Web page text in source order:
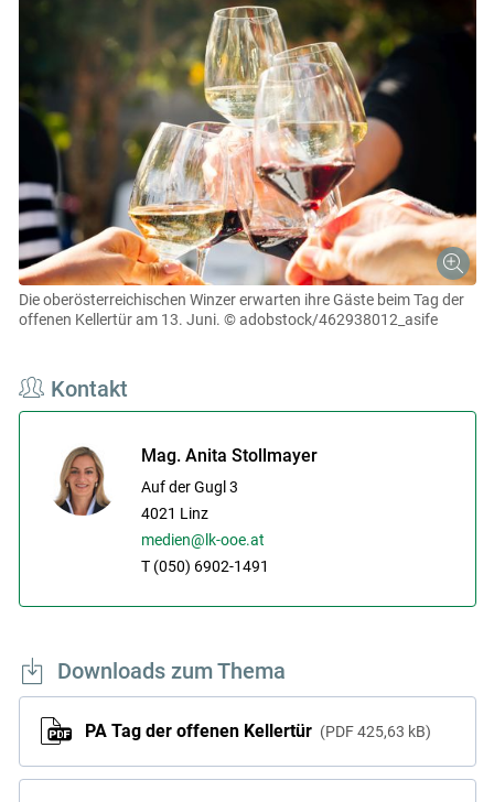
Die oberösterreichischen Winzer erwarten ihre Gäste beim Tag der
offenen Kellertür am 13. Juni. © adobstock/462938012_asife
Kontakt
Mag. Anita Stollmayer
Auf der Gugl 3
4021 Linz
medien@lk-ooe.at
T (050) 6902-1491
Downloads zum Thema
PA Tag der offenen Kellertür PDF 425,63 kB